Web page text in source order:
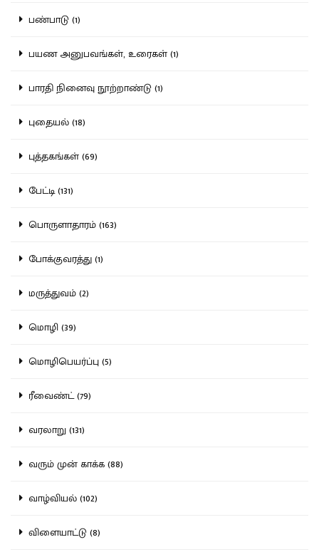
பண்பாடு (1)
பயண அனுபவங்கள், உரைகள் (1)
பாரதி நினைவு நூற்றாண்டு (1)
புதையல் (18)
புத்தகங்கள் (69)
பேட்டி (131)
பொருளாதாரம் (163)
போக்குவரத்து (1)
மருத்துவம் (2)
மொழி (39)
மொழிபெயர்ப்பு (5)
ரீவைண்ட் (79)
வரலாறு (131)
வரும் முன் காக்க (88)
வாழ்வியல் (102)
விளையாட்டு (8)